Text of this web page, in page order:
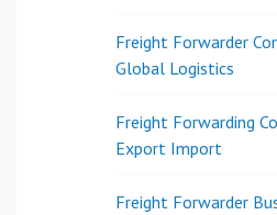
Freight Forwarder
Global Logistics
Freight Forwarding
Export Import
Freight Forwarder